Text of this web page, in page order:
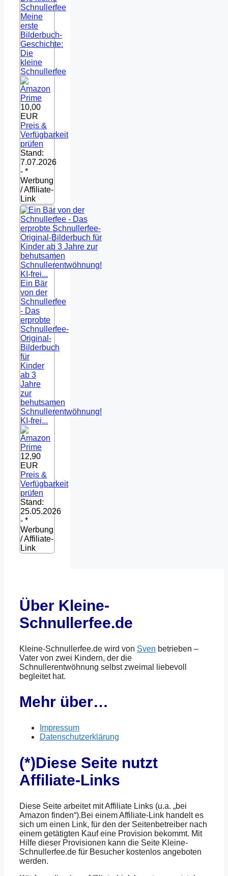
Meine
erste
Bilderbuch-
Geschichte:
Die
kleine
Schnullerfee
10,00
EUR
Preis &
Verfügbarkeit
prüfen
Stand:
7.07.2026
- *
Werbung
/ Affiliate-
Link
Ein Bär
von der
Schnullerfee
- Das
erprobte
Schnullerfee-
Original-
Bilderbuch
für
Kinder
ab 3
Jahre
zur
behutsamen
Schnullerentwöhnung!
KI-frei...
12,90
EUR
Preis &
Verfügbarkeit
prüfen
Stand:
25.05.2026
- *
Werbung
/ Affiliate-
Link
Über Kleine-
Schnullerfee.de
Kleine-Schnullerfee.de wird von Sven betrieben –
Vater von zwei Kindern, der die
Schnullerentwöhnung selbst zweimal liebevoll
begleitet hat.
Mehr über…
Impressum
Datenschutzerklärung
(*)Diese Seite nutzt
Affiliate-Links
Diese Seite arbeitet mit Affiliate Links (u.a. „bei
Amazon finden“).Bei einem Affiliate-Link handelt es
sich um einen Link, für den der Seitenbetreiber nach
einem getätigten Kauf eine Provision bekommt. Mit
Hilfe dieser Provisionen kann die Seite Kleine-
Schnullerfee.de für Besucher kostenlos angeboten
werden.